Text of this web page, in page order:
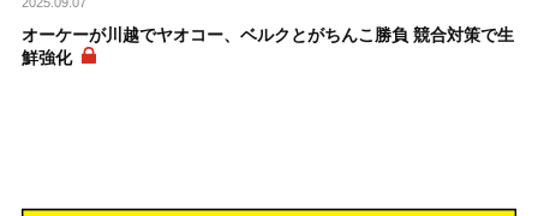
オーケーが川越でヤオコー、ベルクとがちんこ勝負 競合対策で生
鮮強化